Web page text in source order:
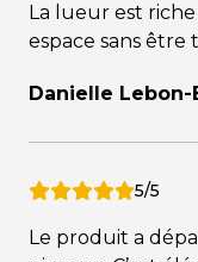
La lueur est
espace sans être
Danielle
5/5
Le produit a